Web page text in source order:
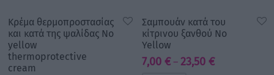
Κρέμα θερμοπροστασίας
και κατά της ψαλίδας No
yellow
thermoprotective
cream
Σαμπουάν κατά του
κίτρινου ξανθού No
Yellow
7,00 € – 23,50 €Price